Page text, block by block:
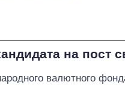
на пост
валютного